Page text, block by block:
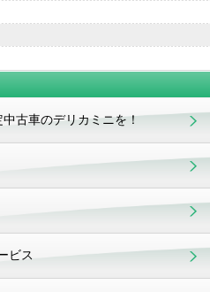
古車のデリカミニを！
ビス